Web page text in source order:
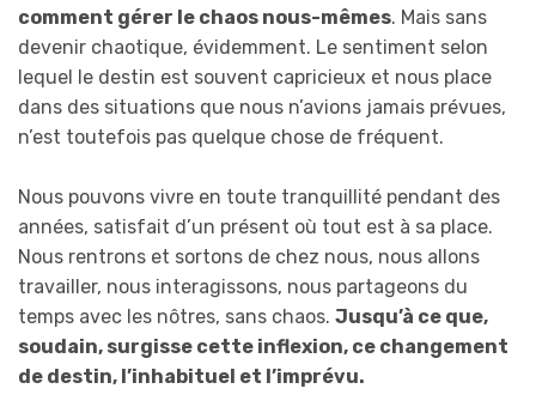
comment gérer le chaos nous-mêmes. Mais sans
devenir chaotique, évidemment. Le sentiment selon
lequel le destin est souvent capricieux et nous place
dans des situations que nous n’avions jamais prévues,
n’est toutefois pas quelque chose de fréquent.
Nous pouvons vivre en toute tranquillité pendant des
années, satisfait d’un présent où tout est à sa place.
Nous rentrons et sortons de chez nous, nous allons
travailler, nous interagissons, nous partageons du
temps avec les nôtres, sans chaos. Jusqu’à ce que,
soudain, surgisse cette inflexion, ce changement
de destin, l’inhabituel et l’imprévu.